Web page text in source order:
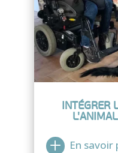
INTÉGRER
En savoir